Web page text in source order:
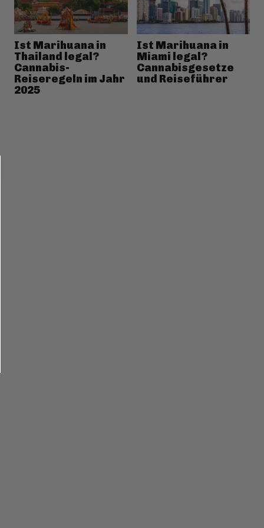
Ist Marihuana in
Thailand legal?
Cannabis-
Reiseregeln im Jahr
2025
Ist Marihuana in
Miami legal?
Cannabisgesetze
und Reiseführer